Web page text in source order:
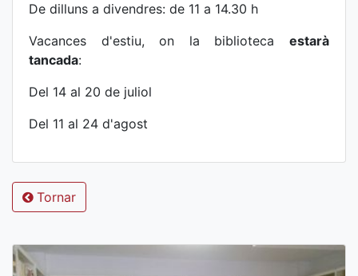
De dilluns a divendres: de 11 a 14.30 h
Vacances d'estiu, on la biblioteca estarà
tancada:
Del 14 al 20 de juliol
Del 11 al 24 d'agost
Tornar